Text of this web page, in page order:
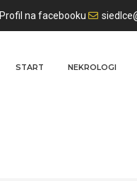
Profil na facebooku
START NEKROLOGI